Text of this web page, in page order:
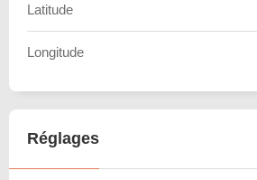
Latitude
Longitude
Réglages